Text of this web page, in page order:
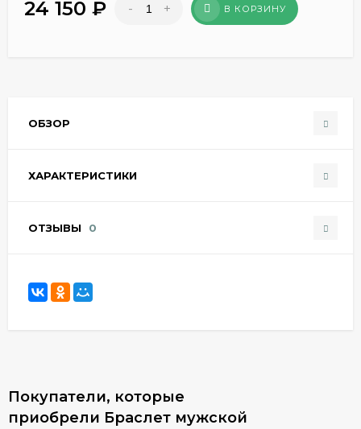
24 150 ₽ - + В КОРЗИНУ
ОБЗОР
ХАРАКТЕРИСТИКИ
ОТЗЫВЫ 0
Покупатели, которые
приобрели Браслет мужской